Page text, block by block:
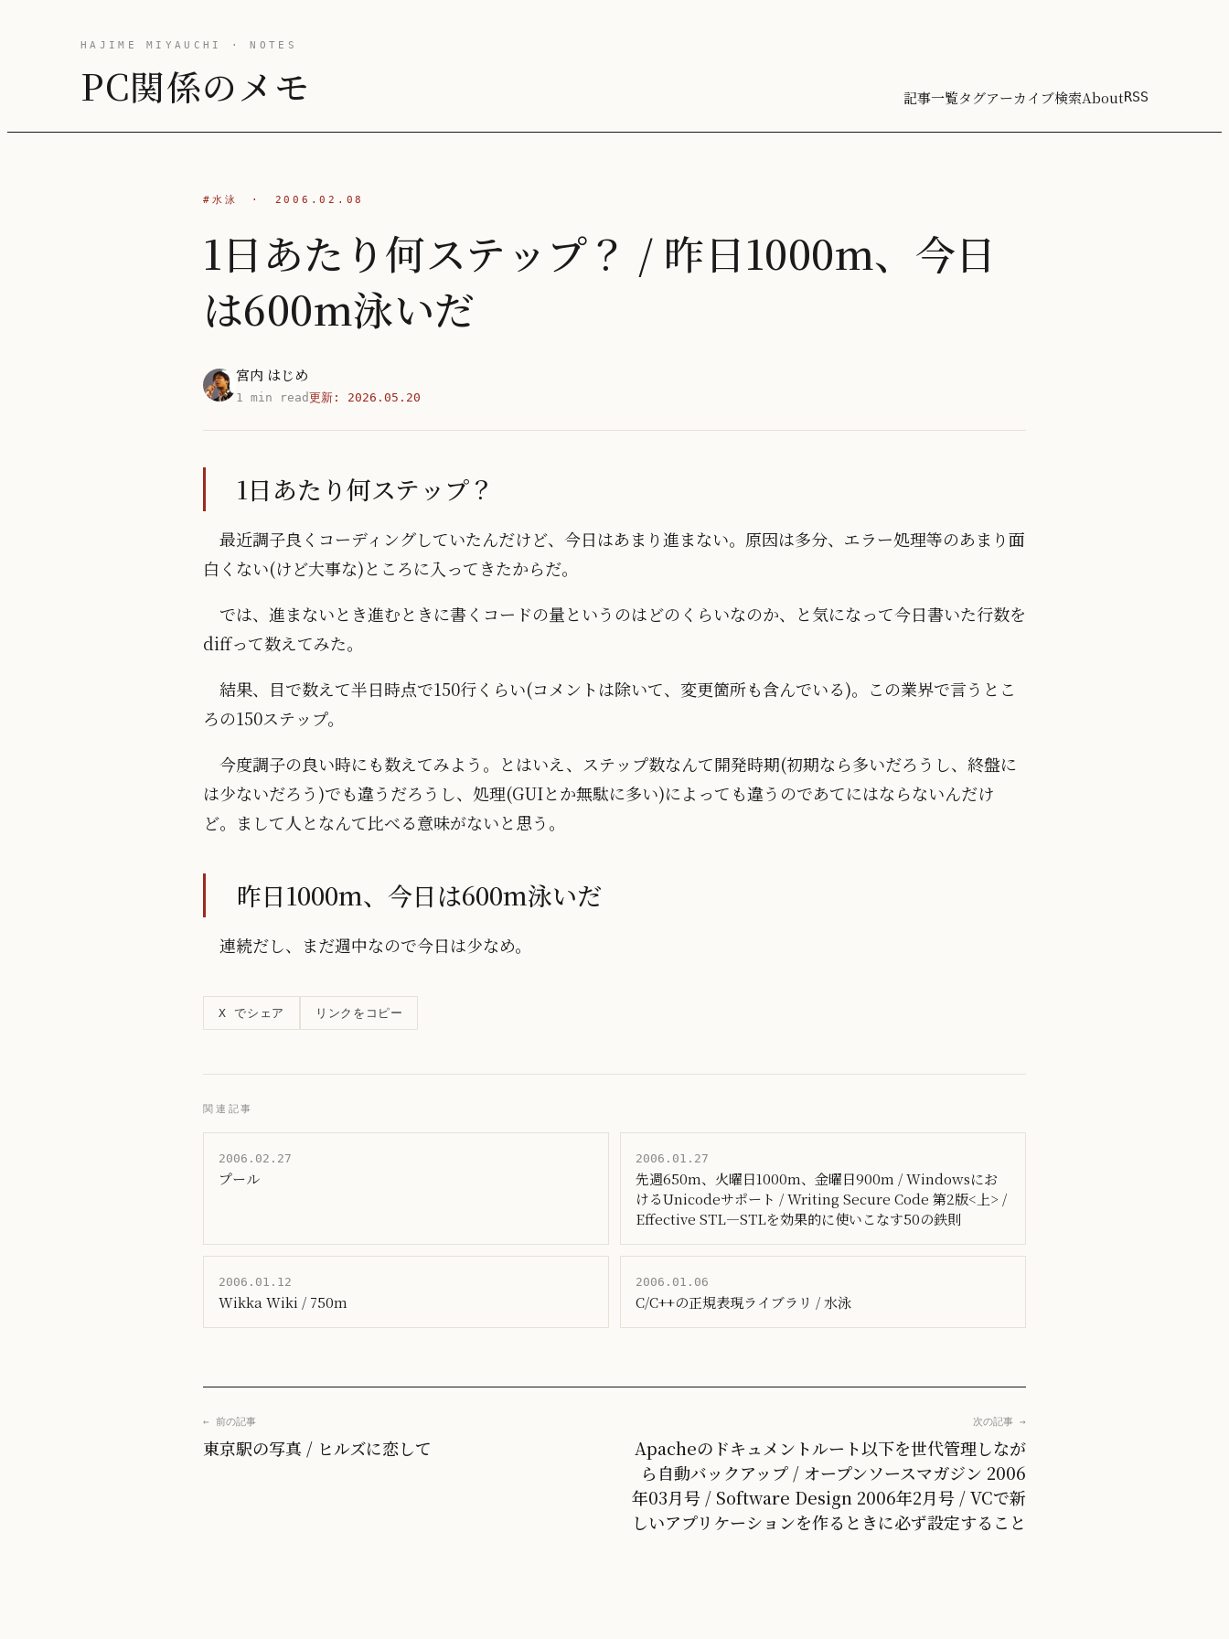
HAJIME MIYAUCHI · NOTES
PC関係のメモ 記事一覧タグアーカイブ検索AboutRSS
#水泳 · 2006.02.08
1日あたり何ステップ？ / 昨日1000m、今日
は600m泳いだ
宮内 はじめ
1 min read更新: 2026.05.20
1日あたり何ステップ？
最近調子良くコーディングしていたんだけど、今日はあまり進まない。原因は多分、エラー処理等のあまり面
白くない(けど大事な)ところに入ってきたからだ。
では、進まないとき進むときに書くコードの量というのはどのくらいなのか、と気になって今日書いた行数を
diffって数えてみた。
結果、目で数えて半日時点で150行くらい(コメントは除いて、変更箇所も含んでいる)。この業界で言うとこ
ろの150ステップ。
今度調子の良い時にも数えてみよう。とはいえ、ステップ数なんて開発時期(初期なら多いだろうし、終盤に
は少ないだろう)でも違うだろうし、処理(GUIとか無駄に多い)によっても違うのであてにはならないんだけ
ど。まして人となんて比べる意味がないと思う。
昨日1000m、今日は600m泳いだ
連続だし、まだ週中なので今日は少なめ。
X でシェア リンクをコピー
関連記事
2006.02.27
プール
2006.01.27
先週650m、火曜日1000m、金曜日900m / Windowsにお
けるUnicodeサポート / Writing Secure Code 第2版<上> /
Effective STL―STLを効果的に使いこなす50の鉄則
2006.01.12
Wikka Wiki / 750m
2006.01.06
C/C++の正規表現ライブラリ / 水泳
← 前の記事
東京駅の写真 / ヒルズに恋して
次の記事 →
Apacheのドキュメントルート以下を世代管理しなが
ら自動バックアップ / オープンソースマガジン 2006
年03月号 / Software Design 2006年2月号 / VCで新
しいアプリケーションを作るときに必ず設定すること